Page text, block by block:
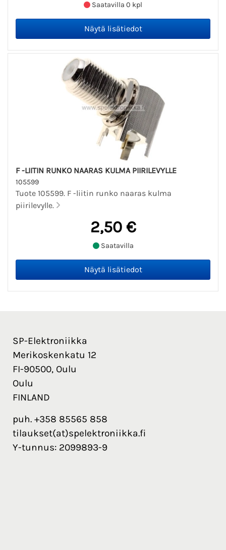
Saatavilla 0 kpl
F -LIITIN RUNKO NAARAS KULMA PIIRILEVYLLE
105599
Tuote 105599. F -liitin runko naaras kulma
piirilevylle.
2,50 €
Saatavilla
SP-Elektroniikka
Merikoskenkatu 12
FI-90500, Oulu
Oulu
FINLAND
puh. +358 85565 858
tilaukset(at)spelektroniikka.fi
Y-tunnus: 2099893-9